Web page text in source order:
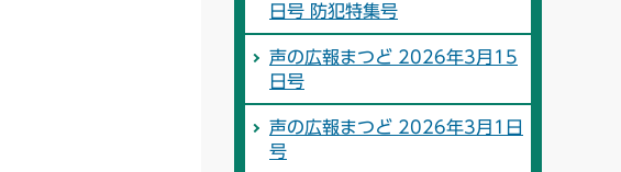
日号 防犯特集号
声の広報まつど 2026年3月15
日号
声の広報まつど 2026年3月1日
号